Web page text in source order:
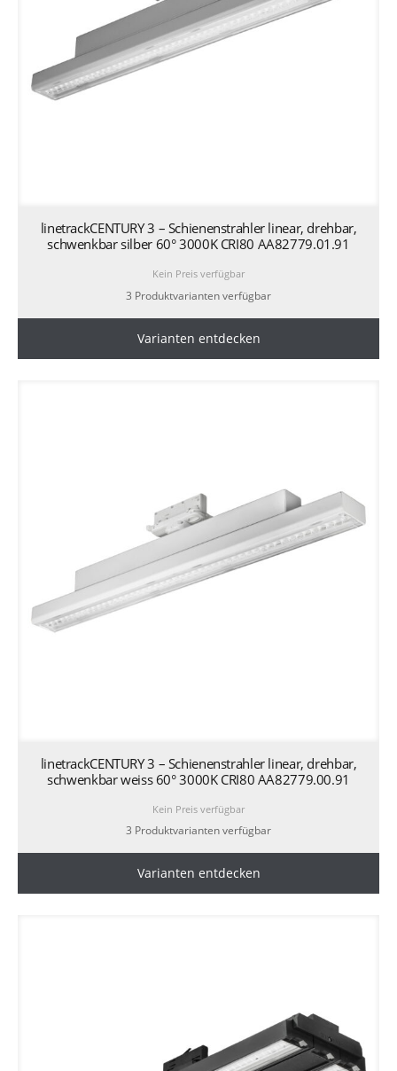
linetrackCENTURY 3 – Schienenstrahler linear, drehbar,
schwenkbar silber 60° 3000K CRI80 AA82779.01.91
Kein Preis verfügbar
3 Produktvarianten verfügbar
Varianten entdecken
linetrackCENTURY 3 – Schienenstrahler linear, drehbar,
schwenkbar weiss 60° 3000K CRI80 AA82779.00.91
Kein Preis verfügbar
3 Produktvarianten verfügbar
Varianten entdecken